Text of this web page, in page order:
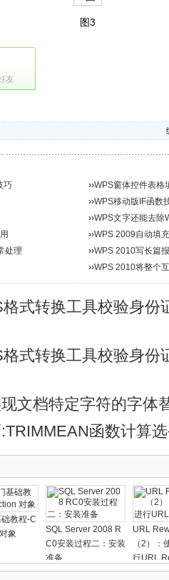
图3
友
巧 ››WPS窗体控件表格
››WPS移动版IF函数
››WPS文字还能去除
››WPS 2009自动填
处理 ››WPS 2010写长篇
››WPS 2010将整个
式转换工具校验身份
式转换工具校验身份
文档特定字符的字体
函数计算
教程-C
象
SQL Server 2008 R
C0安装过程二：安装
准备
URL
（2）：
行URL